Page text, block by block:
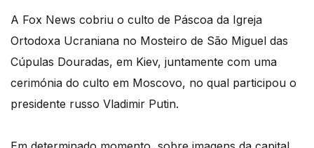
A Fox News cobriu o culto de Páscoa da Igreja
Ortodoxa Ucraniana no Mosteiro de São Miguel das
Cúpulas Douradas, em Kiev, juntamente com uma
cerimónia do culto em Moscovo, no qual participou o
presidente russo Vladimir Putin.